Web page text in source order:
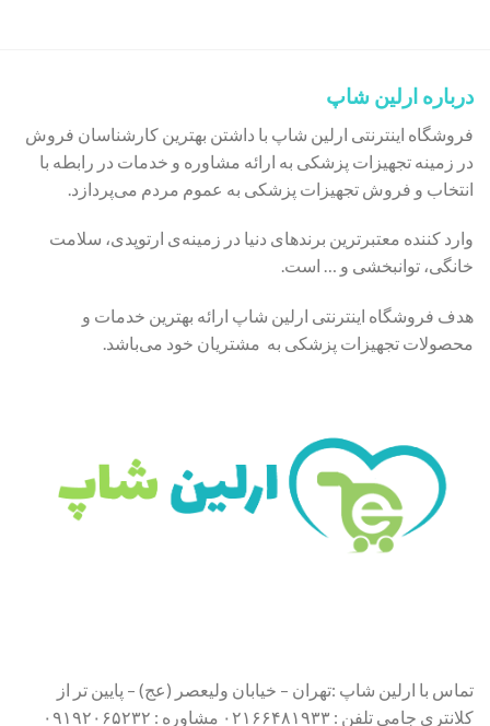
درباره ارلین شاپ
فروشگاه اینترنتی ارلین شاپ با داشتن بهترین کارشناسان فروش
در زمینه تجهیزات پزشکی به ارائه مشاوره و خدمات در رابطه با
انتخاب و فروش تجهیزات پزشکی به عموم مردم می‌پردازد.
وارد کننده معتبرترین برندهای دنیا در زمینه‌ی ارتوپدی، سلامت
خانگی، توانبخشی و … است.
هدف فروشگاه اینترنتی ارلین شاپ ارائه بهترین خدمات و
محصولات تجهیزات پزشکی به مشتریان خود می‌باشد.
تماس با ارلین شاپ :تهران – خیابان ولیعصر (عج) – پایین تر از
کلانتری جامی تلفن : ۰۲۱۶۶۴۸۱۹۳۳ مشاوره : ۰۹۱۹۲۰۶۵۲۳۲